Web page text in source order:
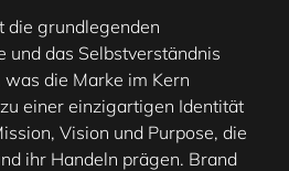
die grundlegenden
und das Selbstverständnis
die Marke im Kern
einer einzigartigen Identität
Vision und Purpose, die
ihr Handeln prägen. Brand